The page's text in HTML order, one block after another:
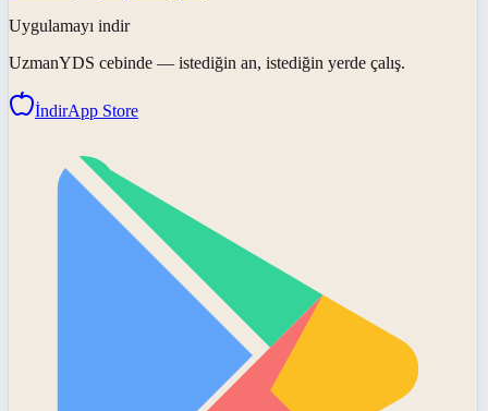
Uygulamayı indir
UzmanYDS cebinde — istediğin an, istediğin yerde çalış.
İndirApp Store